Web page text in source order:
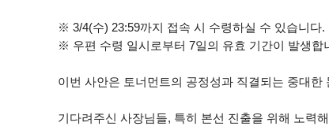
※ 3/4(수) 23:59까지 접속 시 수령하실 수 있습니다.
※ 우편 수령 일시로부터 7일의 유효 기간이 발생합
이번 사안은 토너먼트의 공정성과 직결되는 중대
기다려주신 사장님들, 특히 본선 진출을 위해 노력